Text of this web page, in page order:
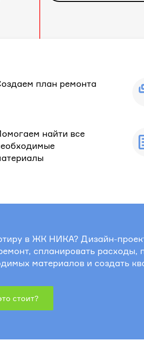
план ремонта
найти все
в ЖК НИКА? Дизайн-
спланировать расходы,
материалов и создать
стоит?